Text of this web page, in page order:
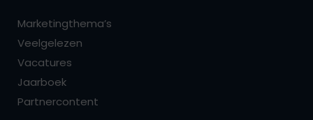
Marketingthema’s
Veelgelezen
Vacatures
Jaarboek
Partnercontent